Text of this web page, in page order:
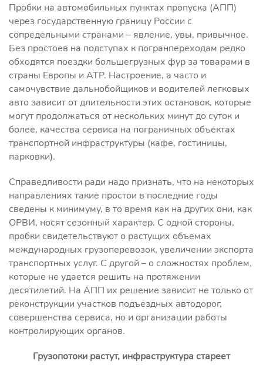
Пробки на автомобильных пунктах пропуска (АПП)
через государственную границу России с
сопредельными странами – явление, увы, привычное.
Без простоев на подступах к погранпереходам редко
обходятся поездки большегрузных фур за товарами в
страны Европы и АТР. Настроение, а часто и
самочувствие дальнобойщиков и водителей легковых
авто зависит от длительности этих остановок, которые
могут продолжаться от нескольких минут до суток и
более, качества сервиса на пограничных объектах
транспортной инфраструктуры (кафе, гостиницы,
парковки).
Справедливости ради надо признать, что на некоторых
направлениях такие простои в последние годы
сведены к минимуму, в то время как на других они, как
ОРВИ, носят сезонный характер. С одной стороны,
пробки свидетельствуют о растущих объемах
международных грузоперевозок, увеличении экспорта
транспортных услуг. С другой – о сложностях проблем,
которые не удается решить на протяжении
десятилетий. На АПП их решение зависит не только от
реконструкции участков подъездных автодорог,
совершенства сервиса, но и организации работы
контролирующих органов.
Грузопотоки растут, инфраструктура стареет